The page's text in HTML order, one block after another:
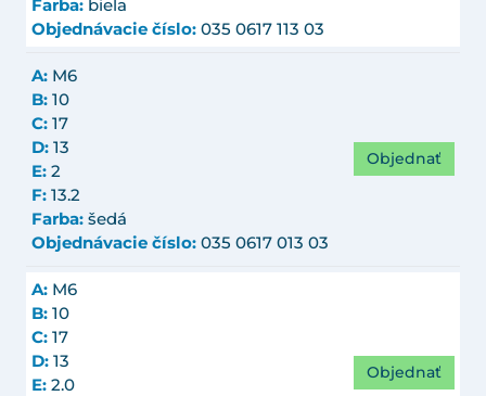
Farba: biela
Objednávacie číslo: 035 0617 113 03
A: M6
B: 10
C: 17
D: 13
E: 2
F: 13.2
Farba: šedá
Objednávacie číslo: 035 0617 013 03
Objednať
A: M6
B: 10
C: 17
D: 13
E: 2.0
Objednať